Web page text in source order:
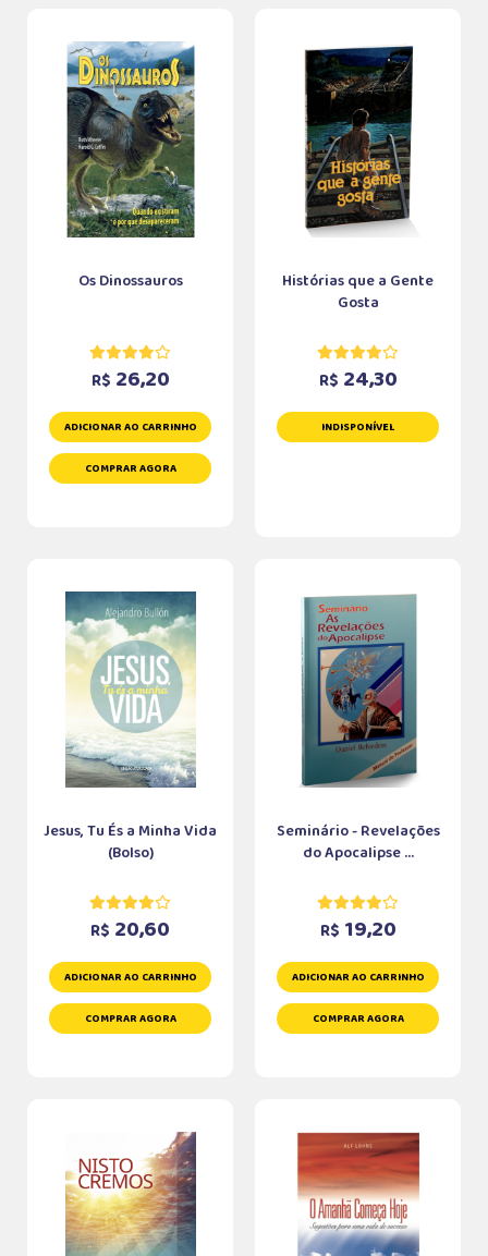
Os Dinossauros
R$ 26,20
ADICIONAR AO CARRINHO
COMPRAR AGORA
Histórias que a Gente
Gosta
R$ 24,30
INDISPONÍVEL
Jesus, Tu És a Minha Vida
(Bolso)
R$ 20,60
ADICIONAR AO CARRINHO
COMPRAR AGORA
Seminário - Revelações
do Apocalipse ...
R$ 19,20
ADICIONAR AO CARRINHO
COMPRAR AGORA